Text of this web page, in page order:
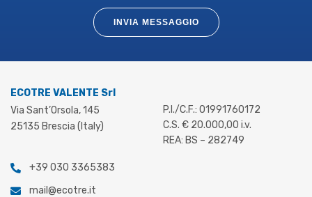
INVIA MESSAGGIO
ECOTRE VALENTE Srl
Via Sant’Orsola, 145
25135 Brescia (Italy)
+39 030 3365383
mail@ecotre.it
P.I./C.F.: 01991760172
C.S. € 20.000,00 i.v.
REA: BS – 282749